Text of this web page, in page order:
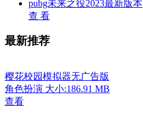
pubg未来之役2023最新版本
查 看
最新推荐
樱花校园模拟器无广告版
角色扮演 大小:186.91 MB
查看